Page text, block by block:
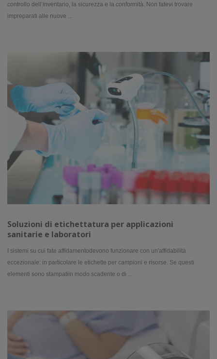
controllo dell’inventario, la sicurezza e la conformità. Non fatevi trovare
impreparati alle nuove ...
Soluzioni di etichettatura per applicazioni
sanitarie e laboratori
I sistemi su cui fate affidamentodevono funzionare con un'affidabilità
eccezionale: in particolare le etichette per campioni e risorse. Se questi
elementi sono stampatiin modo scadente o di ...